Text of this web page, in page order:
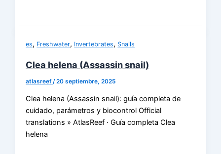
es, Freshwater, Invertebrates, Snails
Clea helena (Assassin snail)
atlasreef /20 septiembre, 2025
Clea helena (Assassin snail): guía completa de
cuidado, parámetros y biocontrol Official
translations » AtlasReef · Guía completa Clea
helena